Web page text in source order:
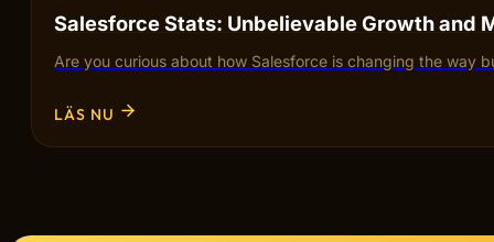
Salesforce Stats: Unbelievable Growth and
Are you curious about how Salesforce is changing the way
LÄS NU